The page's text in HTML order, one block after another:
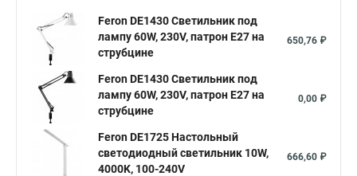
Feron DE1430 Светильник под
лампу 60W, 230V, патрон E27 на
струбцине
650,76 ₽
Feron DE1430 Светильник под
лампу 60W, 230V, патрон E27 на
струбцине
0,00 ₽
Feron DE1725 Настольный
светодиодный светильник 10W,
4000K, 100-240V
666,60 ₽